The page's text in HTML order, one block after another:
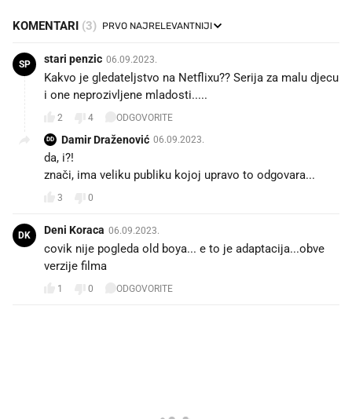
KOMENTARI (3)
SP stari penzic 06.09.2023.
Kakvo je gledateljstvo na Netflixu?? Serija za malu djecu
i one neprozivljene mladosti.....
2 4 ODGOVORITE
DD Damir Draženović 06.09.2023.
da, i?!
znači, ima veliku publiku kojoj upravo to odgovara...
3 0
DK Deni Koraca 06.09.2023.
covik nije pogleda old boya... e to je adaptacija...obve
verzije filma
1 0 ODGOVORITE